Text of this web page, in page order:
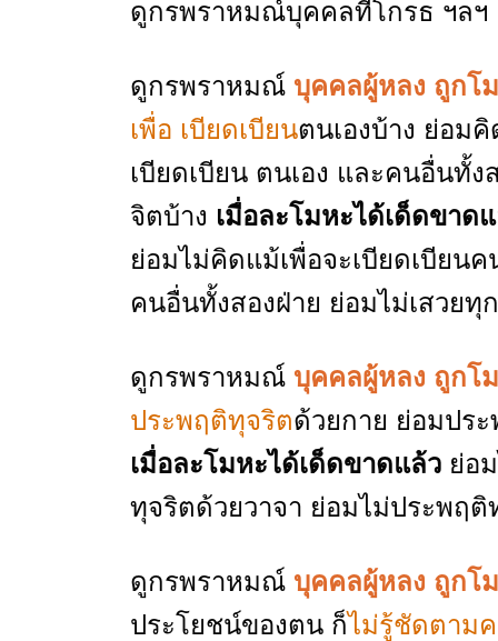
ดูกรพราหมณ์บุคคลที่โกรธ ฯลฯ
ดูกรพราหมณ์ บุคคลผู้หลง ถูกโ
เพื่อ เบียดเบียนตนเองบ้าง ย่อม
เบียดเบียน ตนเอง และคนอื่นทั้
จิตบ้าง เมื่อละโมหะได้เด็ดขาด
ย่อมไม่คิดแม้เพื่อจะเบียดเบียน
คนอื่นทั้งสองฝ่าย ย่อมไม่เสวย
ดูกรพราหมณ์ บุคคลผู้หลง ถูกโ
ประพฤติทุจริตด้วยกาย ย่อมปร
เมื่อละโมหะได้เด็ดขาดแล้ว ย่อ
ทุจริตด้วยวาจา ย่อมไม่ประพฤติ
ดูกรพราหมณ์ บุคคลผู้หลง ถูกโ
ประโยชน์ของตน ก็ไม่รู้ชัดตามค